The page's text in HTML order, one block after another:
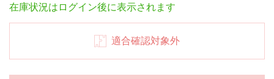
在庫状況はログイン後に表示されます
適合確認対象外